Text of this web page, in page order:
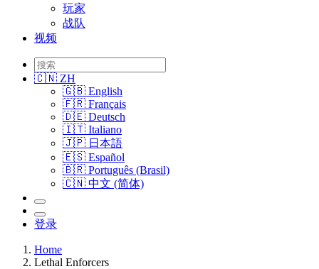
玩家
战队
视频
🇨🇳 ZH
🇬🇧 English
🇫🇷 Français
🇩🇪 Deutsch
🇮🇹 Italiano
🇯🇵 日本語
🇪🇸 Español
🇧🇷 Português (Brasil)
🇨🇳 中文 (简体)
登录
Home
Lethal Enforcers